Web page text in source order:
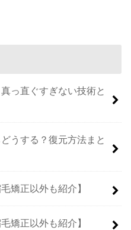
っ直ぐすぎない技術と
うする？復元方法まと
矯正以外も紹介】
矯正以外も紹介】